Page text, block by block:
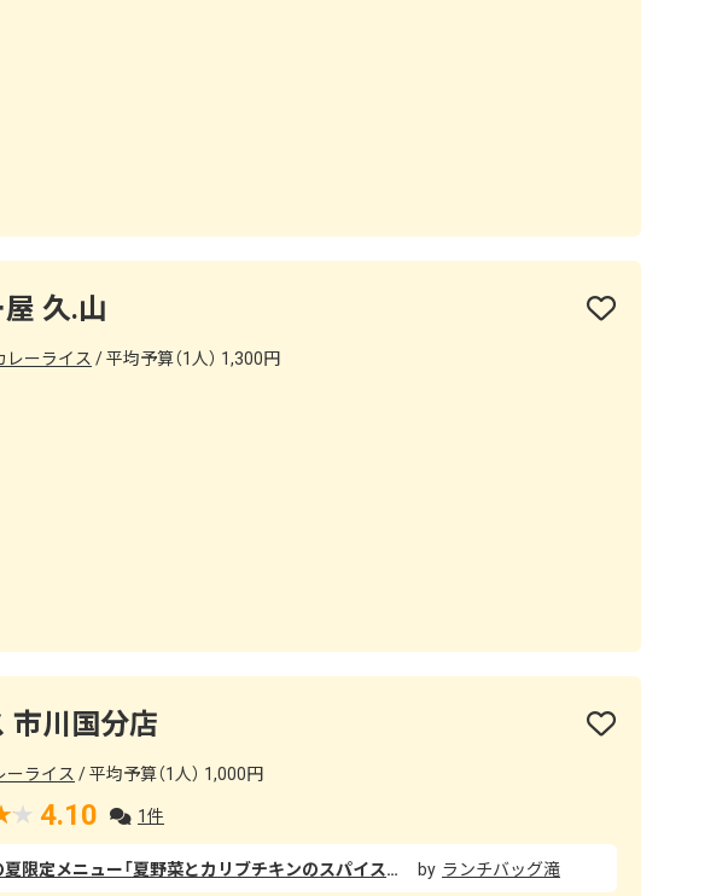
久.山
レーライス 平均予算（1人） 1,300円
市川国分店
ーライス 平均予算（1人） 1,000円
4.10 1件
ココスの夏限定メニュー「夏野菜とカリブチキンのスパイスカレー」を食べてきました。定番カレー同様、まろやかで優しい味わいのカレーライスに、「カリブチキンジャンバラヤ」などでもおなじみのスパイシーなこんがりチキンと、ししとう・パプリカ・ナスなど夏野菜がたっぷり！ 暑い時期にさっぱりと食べられます。 ピンク色のインド式ピクルス「アチャール」も、ワンポイントでいい味変になっています。 ランチバッグ滝